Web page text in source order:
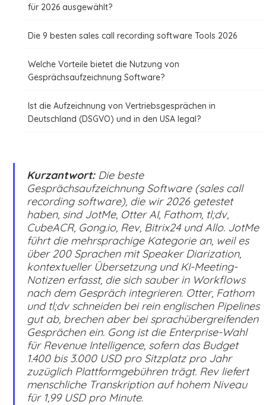
für 2026 ausgewählt?
Die 9 besten sales call recording software Tools 2026
Welche Vorteile bietet die Nutzung von
Gesprächsaufzeichnung Software?
Ist die Aufzeichnung von Vertriebsgesprächen in
Deutschland (DSGVO) und in den USA legal?
Kurzantwort:Die beste
Gesprächsaufzeichnung Software (sales call
recording software), die wir 2026 getestet
haben, sind JotMe, Otter AI, Fathom, tl;dv,
CubeACR, Gong.io, Rev, Bitrix24 und Allo. JotMe
führt die mehrsprachige Kategorie an, weil es
über 200 Sprachen mit Speaker Diarization,
kontextueller Übersetzung und KI-Meeting-
Notizen erfasst, die sich sauber in Workflows
nach dem Gespräch integrieren. Otter, Fathom
und tl;dv schneiden bei rein englischen Pipelines
gut ab, brechen aber bei sprachübergreifenden
Gesprächen ein. Gong ist die Enterprise-Wahl
für Revenue Intelligence, sofern das Budget
1.400 bis 3.000 USD pro Sitzplatz pro Jahr
zuzüglich Plattformgebühren trägt. Rev liefert
menschliche Transkription auf hohem Niveau
für 1,99 USD pro Minute.